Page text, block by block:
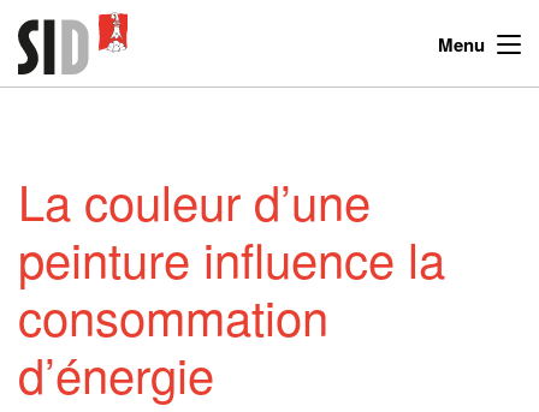
Menu
La couleur d’une
peinture influence la
consommation
d’énergie